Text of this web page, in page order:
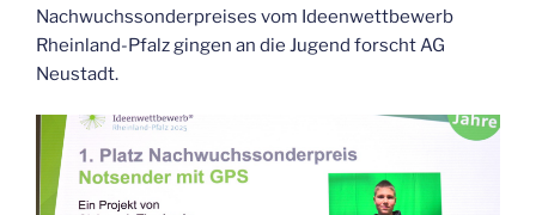
Nachwuchssonderpreises vom Ideenwettbewerb
Rheinland-Pfalz gingen an die Jugend forscht AG
Neustadt.